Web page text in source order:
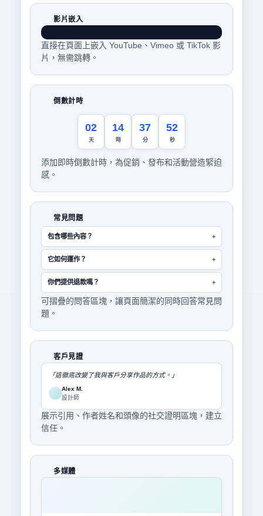
影片嵌入
直接在頁面上嵌入 YouTube、Vimeo 或 TikTok 影
片，無需跳轉。
倒數計時
02
天
14
時
37
分
52
秒
添加即時倒數計時，為促銷、發布和活動營造緊迫
感。
常見問題
包含哪些內容？ +
它如何運作？ +
你們提供退款嗎？ +
可摺疊的問答區塊，讓頁面簡潔的同時回答常見問
題。
客戶見證
「這徹底改變了我與客戶分享作品的方式。」
Alex M.
設計師
展示引用、作者姓名和頭像的社交證明區塊，建立
信任。
多媒體